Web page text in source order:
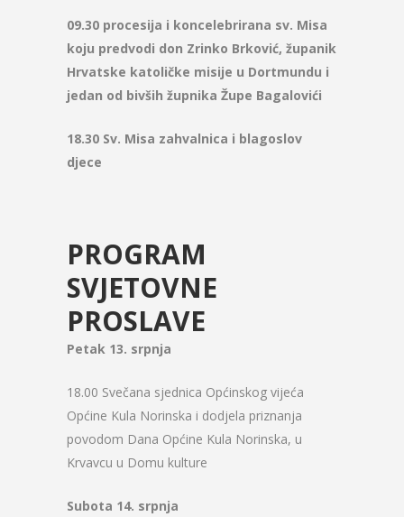
09.30 procesija i koncelebrirana sv. Misa
koju predvodi don Zrinko Brković, županik
Hrvatske katoličke misije u Dortmundu i
jedan od bivših župnika Župe Bagalovići
18.30 Sv. Misa zahvalnica i blagoslov
djece
PROGRAM
SVJETOVNE
PROSLAVE
Petak 13. srpnja
18.00 Svečana sjednica Općinskog vijeća
Općine Kula Norinska i dodjela priznanja
povodom Dana Općine Kula Norinska, u
Krvavcu u Domu kulture
Subota 14. srpnja